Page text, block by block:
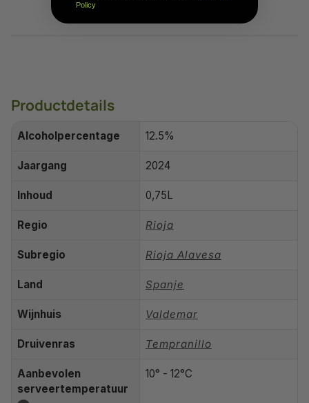
Productdetails
Alcoholpercentage 12.5%
Jaargang 2024
Inhoud 0,75L
Regio Rioja
Subregio Rioja Alavesa
Land Spanje
Wijnhuis Valdemar
Druivenras Tempranillo
Aanbevolen
serveertemperatuur
10° - 12°C
Policy